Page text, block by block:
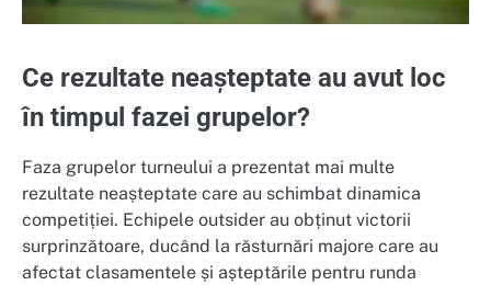
Ce rezultate neașteptate au avut loc
în timpul fazei grupelor?
Faza grupelor turneului a prezentat mai multe
rezultate neașteptate care au schimbat dinamica
competiției. Echipele outsider au obținut victorii
surprinzătoare, ducând la răsturnări majore care au
afectat clasamentele și așteptările pentru runda